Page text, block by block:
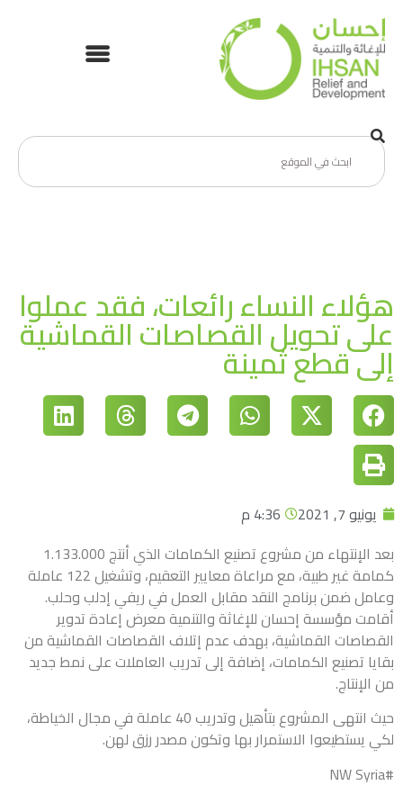
هؤلاء النساء رائعات، فقد عملوا
على تحويل القصاصات القماشية
إلى قطع ثمينة
يونيو 7, 2021
4:36 م
بعد الإنتهاء من مشروع تصنيع الكمامات الذي أنتج 1.133.000
كمامة غير طبية، مع مراعاة معايير التعقيم، وتشغيل 122 عاملة
وعامل ضمن برنامج النقد مقابل العمل في ريفي إدلب وحلب.
أقامت مؤسسة إحسان للإغاثة والتنمية معرض إعادة تدوير
القصاصات القماشية، بهدف عدم إتلاف القصاصات القماشية من
بقايا تصنيع الكمامات، إضافة إلى تدريب العاملات على نمط جديد
من الإنتاج.
حيث انتهى المشروع بتأهيل وتدريب 40 عاملة في مجال الخياطة،
لكي يستطيعوا الاستمرار بها وتكون مصدر رزق لهن.
#NW Syria